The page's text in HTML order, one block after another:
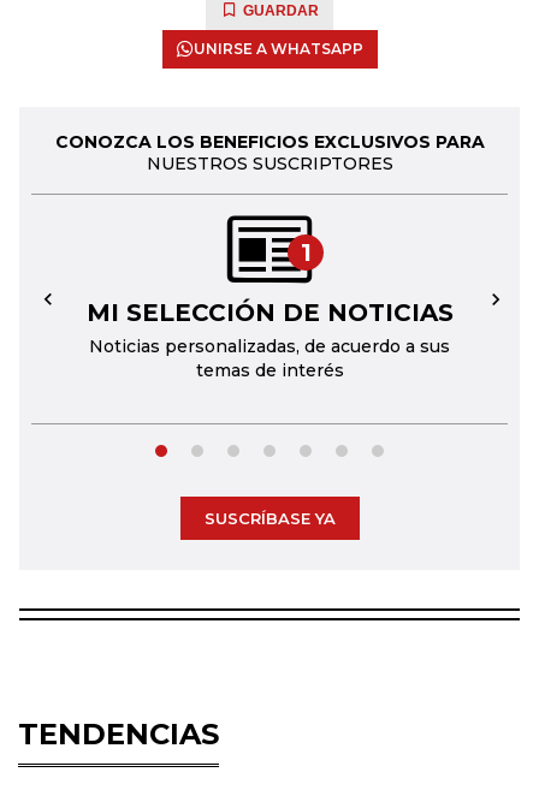
GUARDAR
UNIRSE A WHATSAPP
CONOZCA LOS BENEFICIOS EXCLUSIVOS PARA
NUESTROS SUSCRIPTORES
1
MI SELECCIÓN DE NOTICIAS
Noticias personalizadas, de acuerdo a sus
temas de interés
← →
SUSCRÍBASE YA
TENDENCIAS